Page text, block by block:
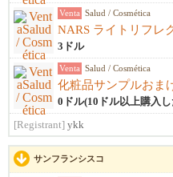
Venta Salud / Cosmética
3ドル
Venta Salud / Cosmética
化粧品サンプルおま
0ドル(10ドル以上購入
[Registrant] ykk
サンフランシスコ